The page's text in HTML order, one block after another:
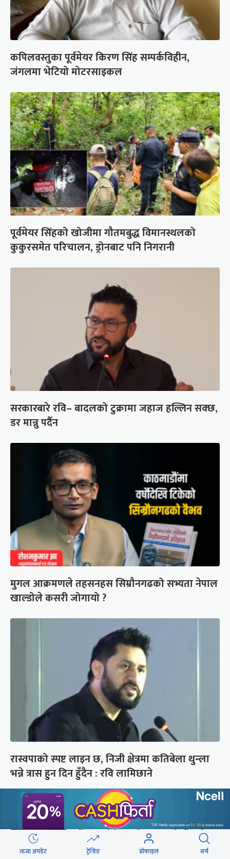
कपिलवस्तुका पूर्वमेयर किरण सिंह सम्पर्कविहीन,
जंगलमा भेटियो मोटरसाइकल
पूर्वमेयर सिंहको खोजीमा गौतमबुद्ध विमानस्थलको
कुकुरसमेत परिचालन, ड्रोनबाट पनि निगरानी
सरकारबारे रवि– बादलको टुक्रामा जहाज हल्लिन सक्छ,
डर मान्नु पर्दैन
मुगल आक्रमणले तहसनहस सिम्रौनगढको सभ्यता नेपाल
खाल्डोले कसरी जोगायो ?
रास्वपाको स्पष्ट लाइन छ, निजी क्षेत्रमा कतिबेला थुन्ला
भन्ने त्रास हुन दिन हुँदैन : रवि लामिछाने
छुटाउनुभयो कि ?
यी दृश्य हेर्न कालो चस्मा खोल्नै पर्छ
ताजा अपडेट ट्रेन्डिङ प्रोफाइल सर्च